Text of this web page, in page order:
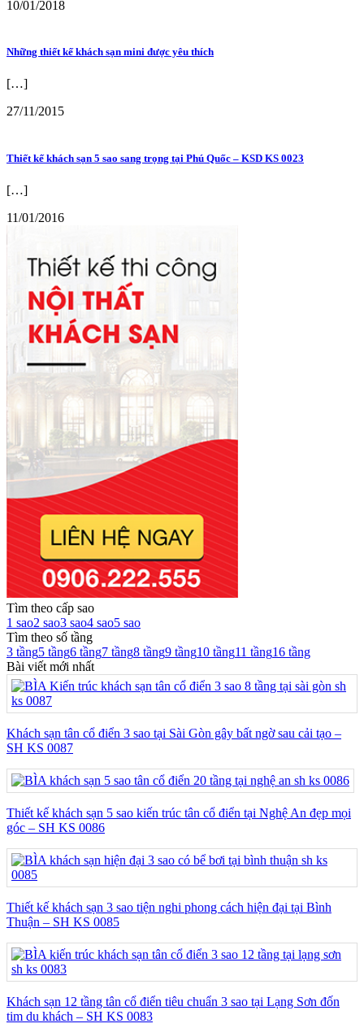
10/01/2018
Những thiết kế khách sạn mini được yêu thích
[…]
27/11/2015
Thiết kế khách sạn 5 sao sang trọng tại Phú Quốc – KSD KS 0023
[…]
11/01/2016
Tìm theo cấp sao
1 sao2 sao3 sao4 sao5 sao
Tìm theo số tầng
3 tầng5 tầng6 tầng7 tầng8 tầng9 tầng10 tầng11 tầng16 tầng
Bài viết mới nhất
Khách sạn tân cổ điển 3 sao tại Sài Gòn gây bất ngờ sau cải tạo –
SH KS 0087
Thiết kế khách sạn 5 sao kiến trúc tân cổ điển tại Nghệ An đẹp mọi
góc – SH KS 0086
Thiết kế khách sạn 3 sao tiện nghi phong cách hiện đại tại Bình
Thuận – SH KS 0085
Khách sạn 12 tầng tân cổ điển tiêu chuẩn 3 sao tại Lạng Sơn đốn
tim du khách – SH KS 0083